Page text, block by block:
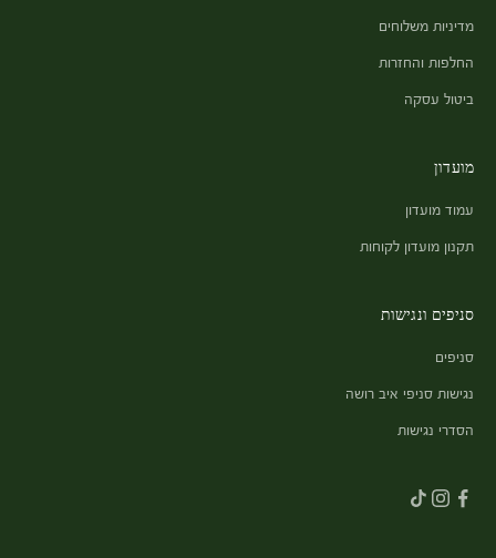
מדיניות משלוחים
החלפות והחזרות
ביטול עסקה
מועדון
עמוד מועדון
תקנון מועדון לקוחות
סניפים ונגישות
סניפים
נגישות סניפי איב רושה
הסדרי נגישות